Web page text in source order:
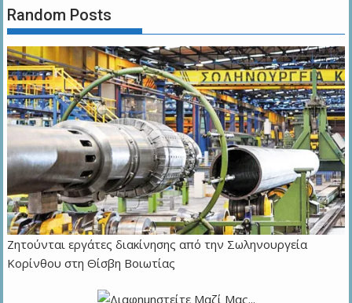
Random Posts
Ζητούνται εργάτες διακίνησης από την Σωληνουργεία
Κορίνθου στη Θίσβη Βοιωτίας